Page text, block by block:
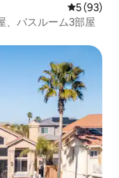
レビュー
5 (93)
、バスルーム3部屋